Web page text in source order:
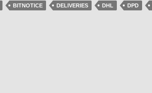
BITNOTICE DELIVERIES DHL DPD